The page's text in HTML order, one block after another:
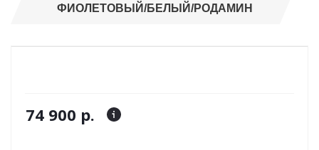
ФИОЛЕТОВЫЙ/БЕЛЫЙ/РОДАМИН
74 900 р.